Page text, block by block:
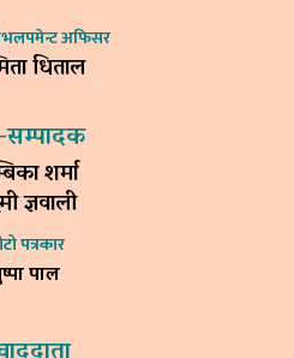
अफिसर
धिताल
शर्मा
ज्ञवाली
पत्रकार
पाल